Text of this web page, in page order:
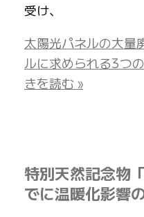
受け、
太陽光パネルの大量
ルに求められる3つ
きを読む »
特別天然記念物
でに温暖化影響